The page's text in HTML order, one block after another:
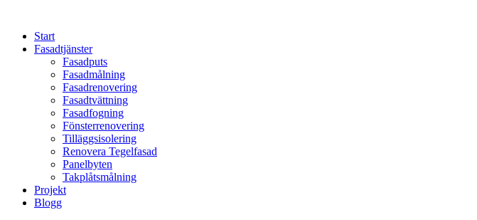
contentStart
Fasadtjänster
Fasadputs
Fasadmålning
Fasadrenovering
Fasadtvättning
Fasadfogning
Fönsterrenovering
Tilläggsisolering
Renovera Tegelfasad
Panelbyten
Takplåtsmålning
Projekt
Blogg